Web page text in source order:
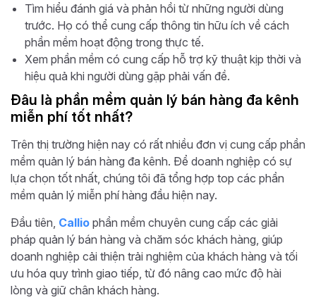
Tìm hiểu đánh giá và phản hồi từ những người dùng
trước. Họ có thể cung cấp thông tin hữu ích về cách
phần mềm hoạt động trong thực tế.
Xem phần mềm có cung cấp hỗ trợ kỹ thuật kịp thời và
hiệu quả khi người dùng gặp phải vấn đề.
Đâu là phần mềm quản lý bán hàng đa kênh
miễn phí tốt nhất?
Trên thị trường hiện nay có rất nhiều đơn vị cung cấp phần
mềm quản lý bán hàng đa kênh. Để doanh nghiệp có sự
lựa chọn tốt nhất, chúng tôi đã tổng hợp top các phần
mềm quản lý miễn phí hàng đầu hiện nay.
Đầu tiên, Callio phần mềm chuyên cung cấp các giải
pháp quản lý bán hàng và chăm sóc khách hàng, giúp
doanh nghiệp cải thiện trải nghiệm của khách hàng và tối
ưu hóa quy trình giao tiếp, từ đó nâng cao mức độ hài
lòng và giữ chân khách hàng.